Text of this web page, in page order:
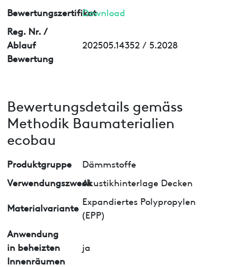
BewertungszertifikatDownload
Reg. Nr. /
Ablauf
Bewertung
202505.14352 / 5.2028
Bewertungsdetails gemäss
Methodik Baumaterialien
ecobau
Produktgruppe
Dämmstoffe
VerwendungszweckAkustikhinterlage Decken
Materialvariante
Expandiertes Polypropylen
(EPP)
Anwendung
in beheizten
Innenräumen
ja